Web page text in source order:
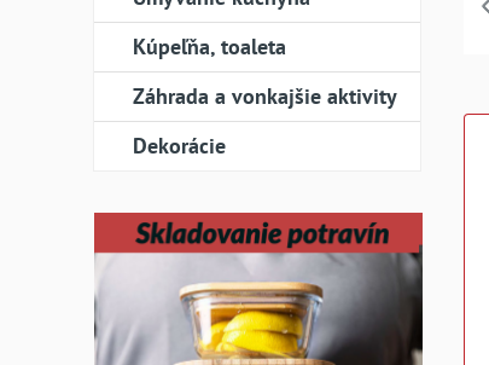
Kúpeľňa, toaleta
Záhrada a vonkajšie aktivity
Dekorácie